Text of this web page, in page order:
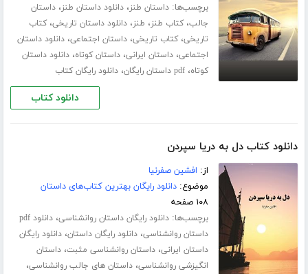
برچسب‌ها:داستان طنز،دانلود داستان طنز،داستان
جالب،کتاب طنز، طنز،دانلود داستان تاریخی،کتاب
تاریخی،کتاب تاریخی،داستان اجتماعی،دانلود داستان
اجتماعی،داستان ایرانی،داستان کوتاه،دانلود داستان
کوتاه،pdf داستان رایگان ،دانلود رایگان کتاب
دانلود کتاب
دانلود کتاب دل به دریا سپردن
از: افشین صفرنیا
موضوع:دانلود رایگان بهترین کتاب‌های داستان
۱۰۸ صفحه
برچسب‌ها:دانلود رایگان داستان روانشناسی،
دانلود pdf
داستان روانشناسی،دانلود رایگان داستان،دانلود رایگان
داستان ایرانی،داستان روانشناسی مثبت،داستان
انگیزشی روانشناسی،داستان های جالب روانشناسی،